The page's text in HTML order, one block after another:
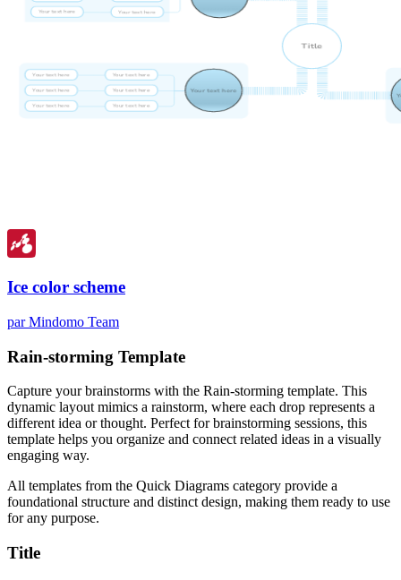
Ice color scheme
par Mindomo Team
Rain-storming Template
Capture your brainstorms with the Rain-storming template. This
dynamic layout mimics a rainstorm, where each drop represents a
different idea or thought. Perfect for brainstorming sessions, this
template helps you organize and connect related ideas in a visually
engaging way.
All templates from the Quick Diagrams category provide a
foundational structure and distinct design, making them ready to use
for any purpose.
Title